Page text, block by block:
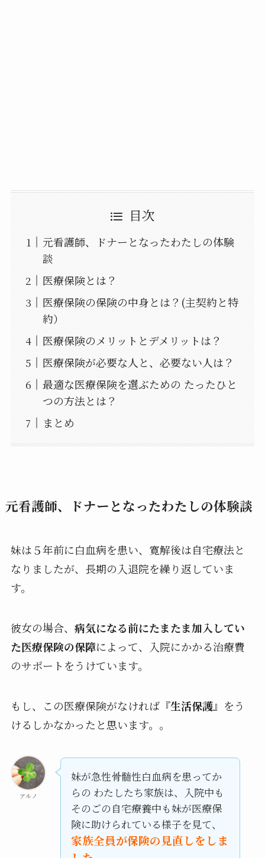
目次
元看護師、ドナーとなったわたしの体験
談
医療保険とは？
医療保険の保険の中身とは？(主契約と特
約）
医療保険のメリットとデメリットは？
医療保険が必要な人と、必要ない人は？
最適な医療保険を選ぶための たったひと
つの方法とは？
まとめ
元看護師、ドナーとなったわたしの体験談
妹は５年前に白血病を患い、寛解後は自宅療法と
なりましたが、長期の入退院を繰り返していま
す。
彼女の場合、 病気になる前にたまたま加入してい
た医療保険の保障によって、入院にかかる治療費
のサポートをうけています。
もし、この医療保険がなければ『生活保護』をう
けるしかなかったと思います。。
アルノ
妹が急性骨髄性白血病を患ってか
らの わたしたち家族は、入院中も
そのごの自宅療養中も妹が医療保
険に助けられている様子を見て、
家族全員が保険の見直しをしま